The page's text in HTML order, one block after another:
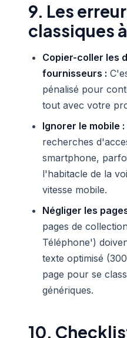
9. Les
classiques
Copier-coller les
fournisseurs :
pénalisé pour
tout avec votre
Ignorer le mobile :
recherches
smartphone,
l'habitacle de la
vitesse mobile.
Négliger les
pages de
Téléphone')
texte optimisé
page pour se
génériques.
10.